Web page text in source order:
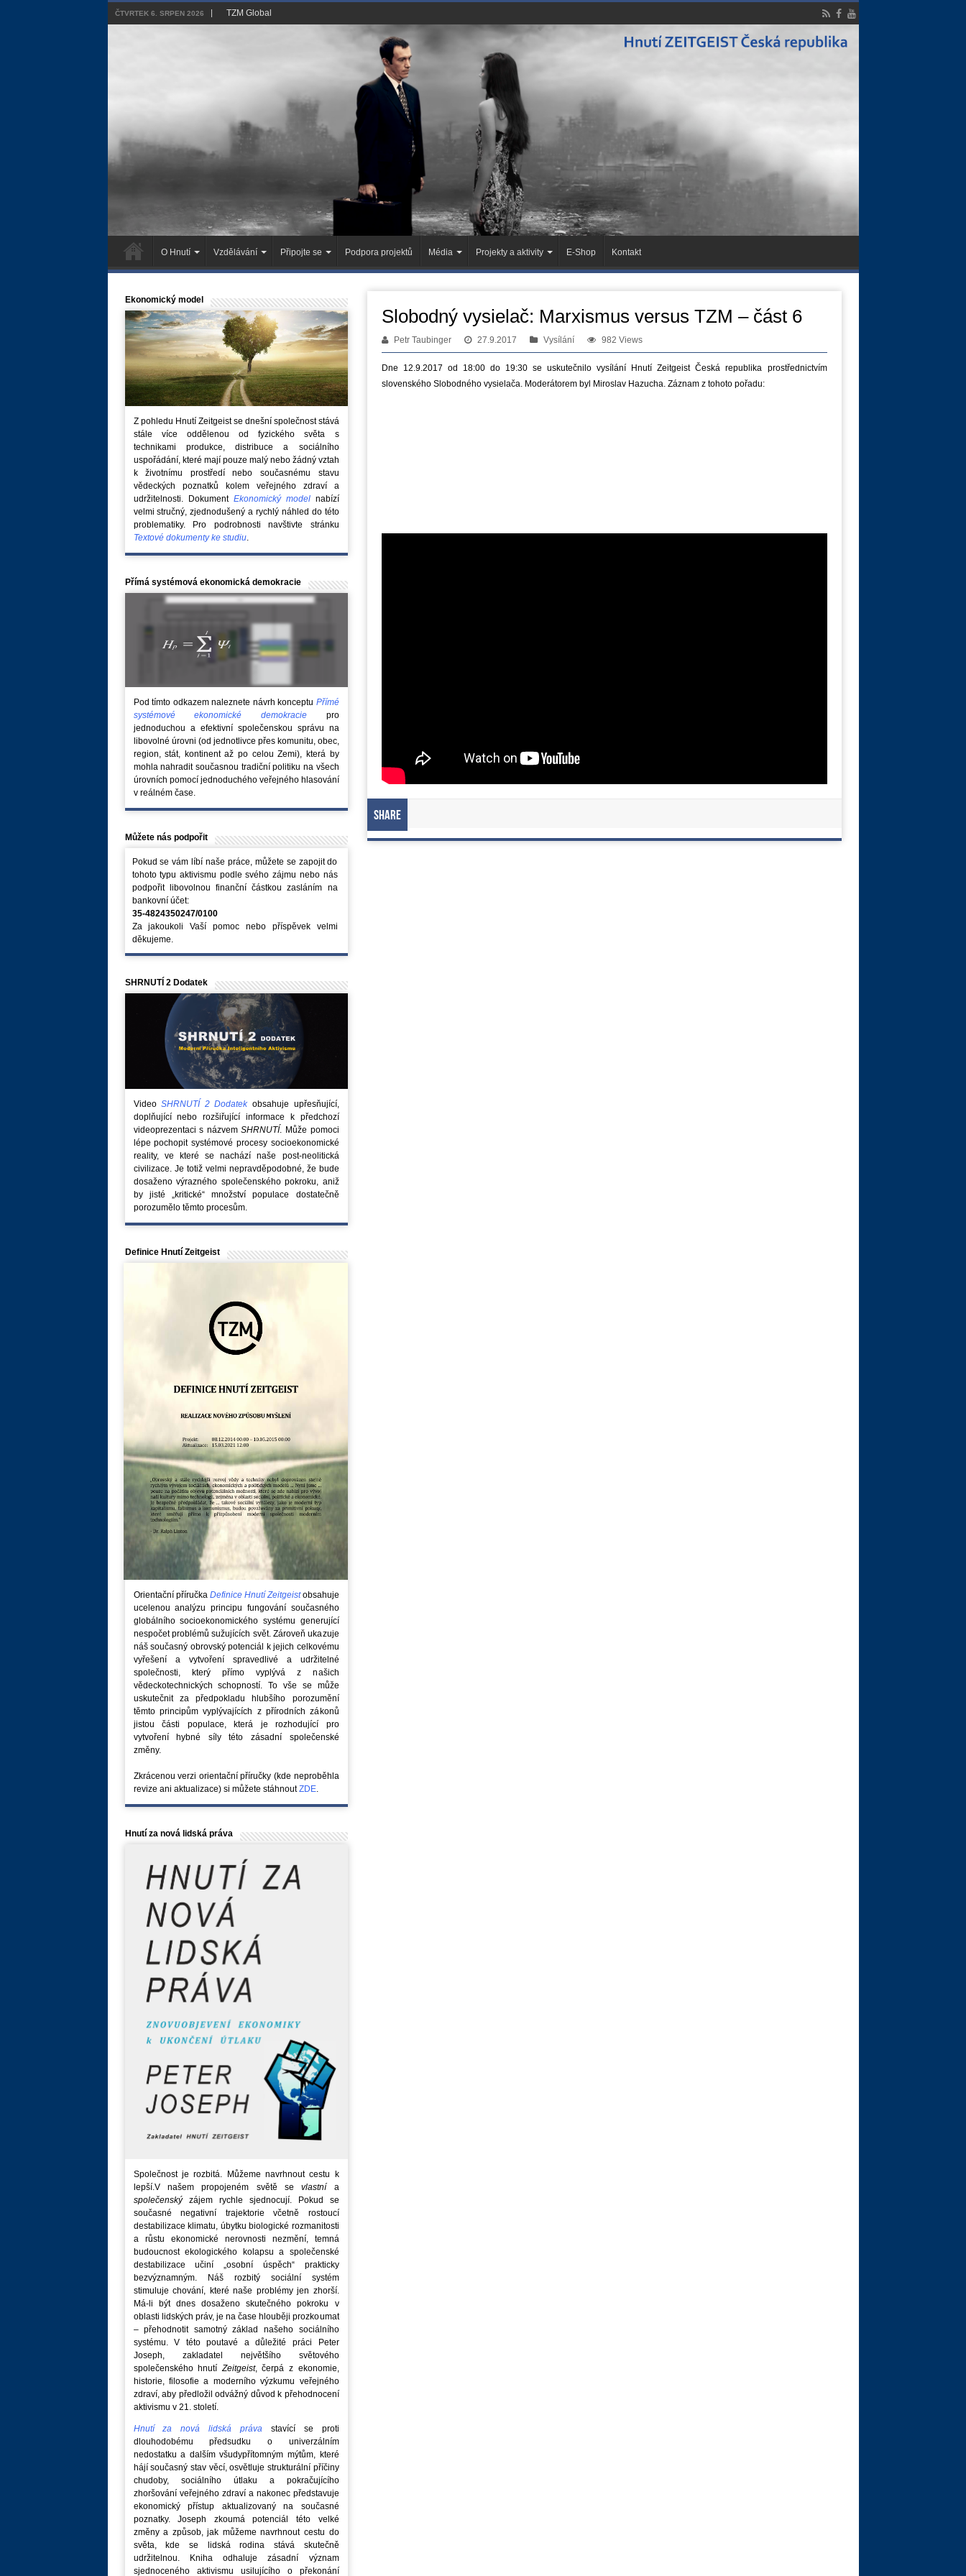
ČTVRTEK 6. SRPEN 2026 TZM Global
O Hnutí Vzdělávání Připojte se Podpora projektů Média Projekty a aktivity E-Shop Kontakt
Slobodný vysielač: Marxismus versus TZM – část 6
Petr Taubinger 27.9.2017 Vysílání 982 Views
Dne 12.9.2017 od 18:00 do 19:30 se uskutečnilo vysílání Hnutí Zeitgeist Česká republika prostřednictvím
slovenského Slobodného vysielača. Moderátorem byl Miroslav Hazucha. Záznam z tohoto pořadu:
Share
Ekonomický model
Z pohledu Hnutí Zeitgeist se dnešní společnost stává
stále více oddělenou od fyzického světa s
technikami produkce, distribuce a sociálního
uspořádání, které mají pouze malý nebo žádný vztah
k životnímu prostředí nebo současnému stavu
vědeckých poznatků kolem veřejného zdraví a
udržitelnosti. Dokument Ekonomický modelnabízí
velmi stručný, zjednodušený a rychlý náhled do této
problematiky. Pro podrobnosti navštivte stránku
Textové dokumenty ke studiu.
Přímá systémová ekonomická demokracie
Pod tímto odkazem naleznete návrh konceptu Přímé
systémové ekonomické demokracie pro
jednoduchou a efektivní společenskou správu na
libovolné úrovni (od jednotlivce přes komunitu, obec,
region, stát, kontinent až po celou Zemi), která by
mohla nahradit současnou tradiční politiku na všech
úrovních pomocí jednoduchého veřejného hlasování
v reálném čase.
Můžete nás podpořit
Pokud se vám líbí naše práce, můžete se zapojit do
tohoto typu aktivismu podle svého zájmu nebo nás
podpořit libovolnou finanční částkou zasláním na
bankovní účet:
35-4824350247/0100
Za jakoukoli Vaší pomoc nebo příspěvek velmi
děkujeme.
SHRNUTÍ 2 Dodatek
VideoSHRNUTÍ 2 Dodatekobsahuje upřesňující,
doplňující nebo rozšiřující informace k předchozí
videoprezentaci s názvemSHRNUTÍ. Může pomoci
lépe pochopit systémové procesy socioekonomické
reality, ve které se nachází naše post-neolitická
civilizace. Je totiž velmi nepravděpodobné, že bude
dosaženo výrazného společenského pokroku, aniž
by jisté „kritické“ množství populace dostatečně
porozumělo těmto procesům.
Definice Hnutí Zeitgeist
Orientační příručka Definice Hnutí Zeitgeistobsahuje
ucelenou analýzu principu fungování současného
globálního socioekonomického systému generující
nespočet problémů sužujících svět. Zároveň ukazuje
náš současný obrovský potenciál k jejich celkovému
vyřešení a vytvoření spravedlivé a udržitelné
společnosti, který přímo vyplývá z našich
vědeckotechnických schopností. To vše se může
uskutečnit za předpokladu hlubšího porozumění
těmto principům vyplývajících z přírodních zákonů
jistou části populace, která je rozhodující pro
vytvoření hybné síly této zásadní společenské
změny.
Zkrácenou verzi orientační příručky (kde neproběhla
revize ani aktualizace) si můžete stáhnoutZDE.
Hnutí za nová lidská práva
Společnost je rozbitá. Můžeme navrhnout cestu k
lepší.V našem propojeném světě sevlastnía
společenskýzájem rychle sjednocují. Pokud se
současné negativní trajektorie včetně rostoucí
destabilizace klimatu, úbytku biologické rozmanitosti
a růstu ekonomické nerovnosti nezmění, temná
budoucnost ekologického kolapsu a společenské
destabilizace učiní „osobní úspěch“ prakticky
bezvýznamným. Náš rozbitý sociální systém
stimuluje chování, které naše problémy jen zhorší.
Má-li být dnes dosaženo skutečného pokroku v
oblasti lidských práv, je na čase hlouběji prozkoumat
– přehodnotit samotný základ našeho sociálního
systému. V této poutavé a důležité práci Peter
Joseph, zakladatel největšího světového
společenského hnutí Zeitgeist, čerpá z ekonomie,
historie, filosofie a moderního výzkumu veřejného
zdraví, aby předložil odvážný důvod k přehodnocení
aktivismu v 21. století.
Hnutí za nová lidská práva stavící se proti
dlouhodobému předsudku o univerzálním
nedostatku a dalším všudypřítomným mýtům, které
hájí současný stav věcí, osvětluje strukturální příčiny
chudoby, sociálního útlaku a pokračujícího
zhoršování veřejného zdraví a nakonec představuje
ekonomický přístup aktualizovaný na současné
poznatky. Joseph zkoumá potenciál této velké
změny a způsob, jak můžeme navrhnout cestu do
světa, kde se lidská rodina stává skutečně
udržitelnou. Kniha odhaluje zásadní význam
sjednoceného aktivismu usilujícího o překonání